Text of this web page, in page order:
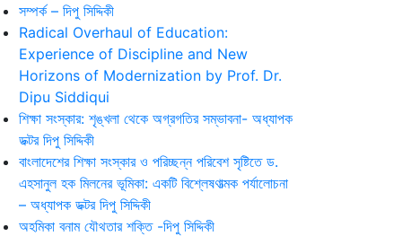
সম্পর্ক – দিপু সিদ্দিকী
Radical Overhaul of Education:
Experience of Discipline and New
Horizons of Modernization by Prof. Dr.
Dipu Siddiqui
শিক্ষা সংস্কার: শৃঙ্খলা থেকে অগ্রগতির সম্ভাবনা- অধ্যাপক
ডক্টর দিপু সিদ্দিকী
বাংলাদেশের শিক্ষা সংস্কার ও পরিচ্ছন্ন পরিবেশ সৃষ্টিতে ড.
এহসানুল হক মিলনের ভূমিকা: একটি বিশ্লেষণাত্মক পর্যালোচনা
– অধ্যাপক ডক্টর দিপু সিদ্দিকী
অহমিকা বনাম যৌথতার শক্তি -দিপু সিদ্দিকী